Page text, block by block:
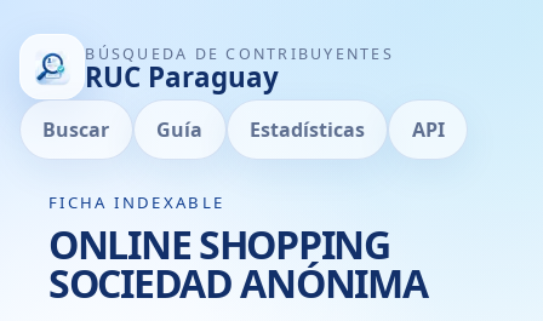
BÚSQUEDA DE CONTRIBUYENTES
RUC Paraguay
Buscar Guía Estadísticas API
FICHA INDEXABLE
ONLINE SHOPPING
SOCIEDAD ANÓNIMA